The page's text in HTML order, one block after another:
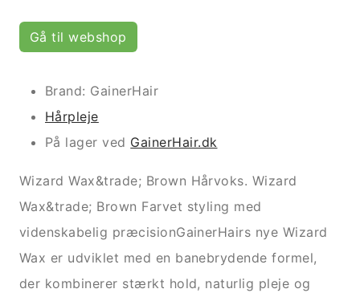
Gå til webshop
Brand: GainerHair
Hårpleje
På lager ved GainerHair.dk
Wizard Wax&trade; Brown Hårvoks. Wizard
Wax&trade; Brown Farvet styling med
videnskabelig præcisionGainerHairs nye Wizard
Wax er udviklet med en banebrydende formel,
der kombinerer stærkt hold, naturlig pleje og